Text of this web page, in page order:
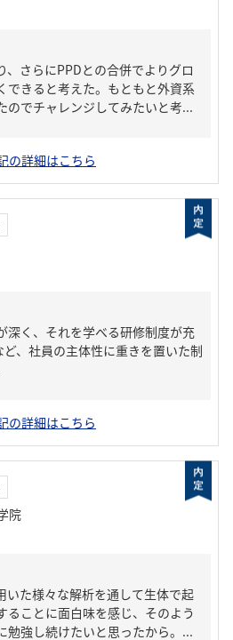
、さらにPPDとの合併でよりグロ
できると考えた。もともと外資系
のでチャレンジしてみたいと考...
の詳細はこちら
深く、それを学べる研修制度が充
、社員の主体性に重きを置いた制
の詳細はこちら
院
いた様々な解析を通して生体で起
ることに面白味を感じ、そのよう
勉強し続けたいと思ったから。...